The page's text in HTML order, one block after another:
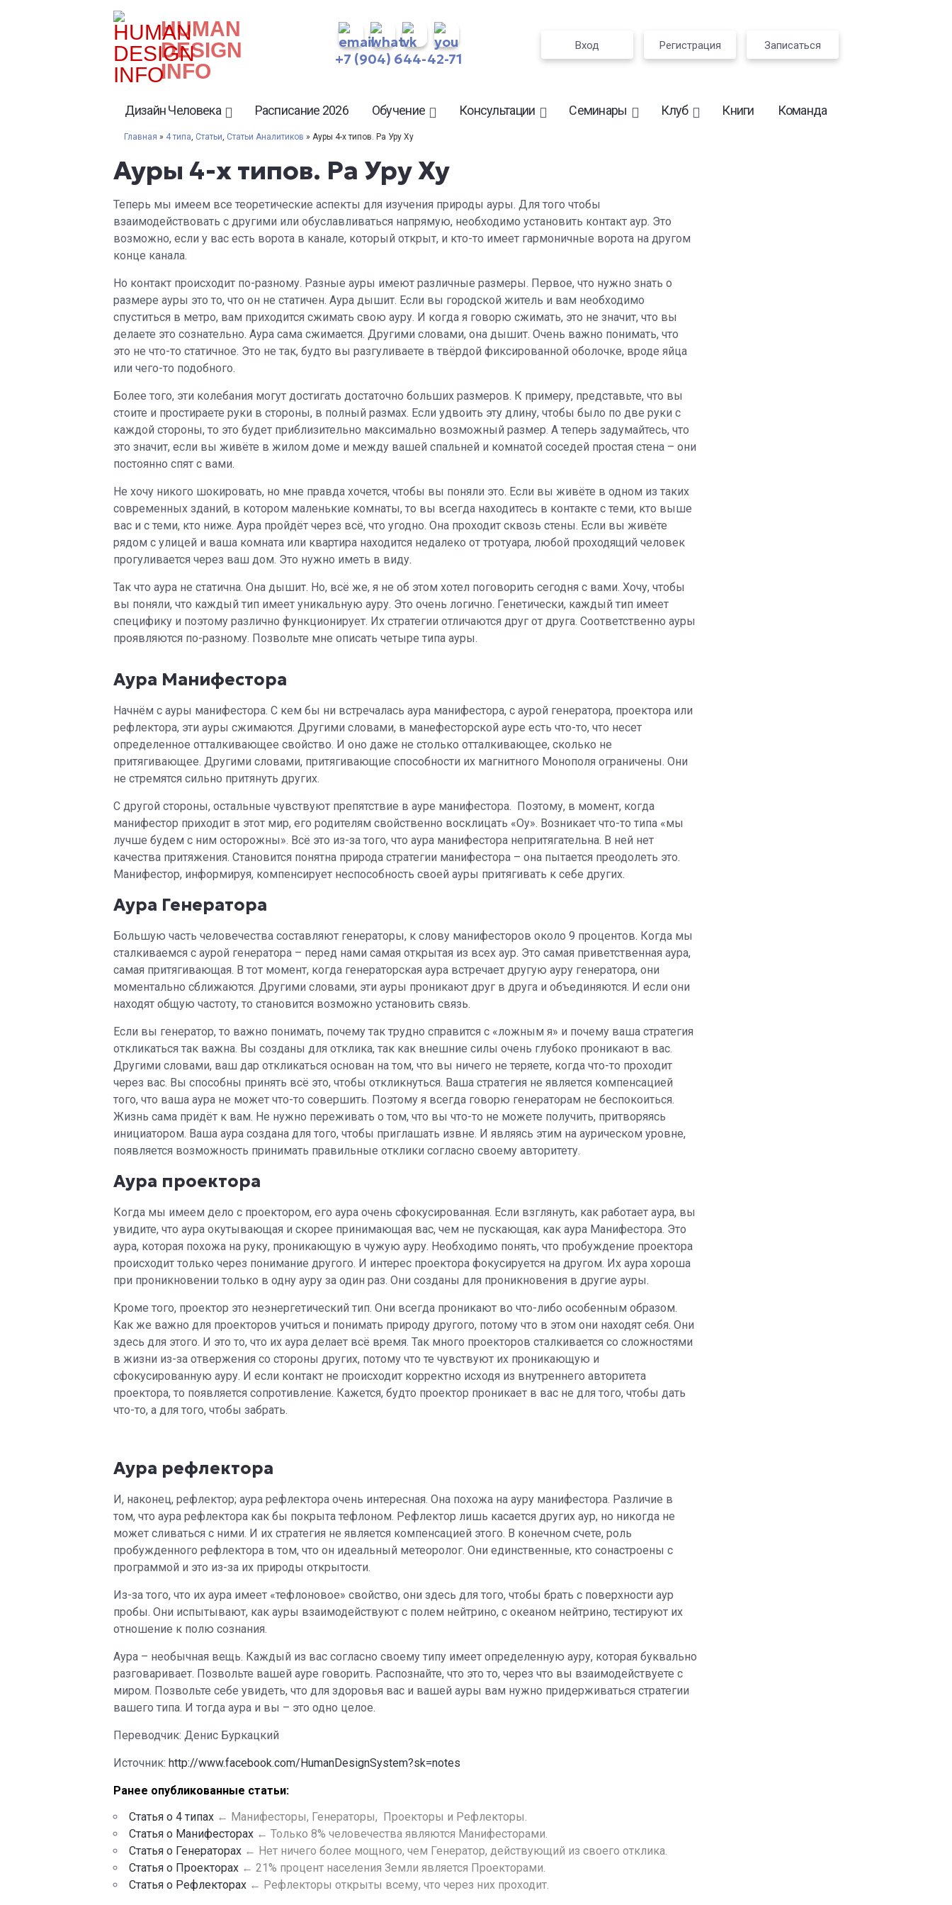
HUMAN
DESIGN
INFO
+7 (904) 644-42-71
Вход Регистрация Записаться
Дизайн Человека Расписание 2026 Обучение Консультации Семинары Клуб Книги Команда
Главная » 4 типа, Статьи, Статьи Аналитиков » Ауры 4-х типов. Ра Уру Ху
Ауры 4-х типов. Ра Уру Ху
Теперь мы имеем все теоретические аспекты для изучения природы ауры. Для того чтобы
взаимодействовать с другими или обуславливаться напрямую, необходимо установить контакт аур. Это
возможно, если у вас есть ворота в канале, который открыт, и кто-то имеет гармоничные ворота на другом
конце канала.
Но контакт происходит по-разному. Разные ауры имеют различные размеры. Первое, что нужно знать о
размере ауры это то, что он не статичен. Аура дышит. Если вы городской житель и вам необходимо
спуститься в метро, вам приходится сжимать свою ауру. И когда я говорю сжимать, это не значит, что вы
делаете это сознательно. Аура сама сжимается. Другими словами, она дышит. Очень важно понимать, что
это не что-то статичное. Это не так, будто вы разгуливаете в твёрдой фиксированной оболочке, вроде яйца
или чего-то подобного.
Более того, эти колебания могут достигать достаточно больших размеров. К примеру, представьте, что вы
стоите и простираете руки в стороны, в полный размах. Если удвоить эту длину, чтобы было по две руки с
каждой стороны, то это будет приблизительно максимально возможный размер. А теперь задумайтесь, что
это значит, если вы живёте в жилом доме и между вашей спальней и комнатой соседей простая стена – они
постоянно спят с вами.
Не хочу никого шокировать, но мне правда хочется, чтобы вы поняли это. Если вы живёте в одном из таких
современных зданий, в котором маленькие комнаты, то вы всегда находитесь в контакте с теми, кто выше
вас и с теми, кто ниже. Аура пройдёт через всё, что угодно. Она проходит сквозь стены. Если вы живёте
рядом с улицей и ваша комната или квартира находится недалеко от тротуара, любой проходящий человек
прогуливается через ваш дом. Это нужно иметь в виду.
Так что аура не статична. Она дышит. Но, всё же, я не об этом хотел поговорить сегодня с вами. Хочу, чтобы
вы поняли, что каждый тип имеет уникальную ауру. Это очень логично. Генетически, каждый тип имеет
специфику и поэтому различно функционирует. Их стратегии отличаются друг от друга. Соответственно ауры
проявляются по-разному. Позвольте мне описать четыре типа ауры.
Аура Манифестора
Начнём с ауры манифестора. С кем бы ни встречалась аура манифестора, с аурой генератора, проектора или
рефлектора, эти ауры сжимаются. Другими словами, в манефесторской ауре есть что-то, что несет
определенное отталкивающее свойство. И оно даже не столько отталкивающее, сколько не
притягивающее. Другими словами, притягивающие способности их магнитного Монополя ограничены. Они
не стремятся сильно притянуть других.
С другой стороны, остальные чувствуют препятствие в ауре манифестора. Поэтому, в момент, когда
манифестор приходит в этот мир, его родителям свойственно восклицать «Оу». Возникает что-то типа «мы
лучше будем с ним осторожны». Всё это из-за того, что аура манифестора непритягательна. В ней нет
качества притяжения. Становится понятна природа стратегии манифестора – она пытается преодолеть это.
Манифестор, информируя, компенсирует неспособность своей ауры притягивать к себе других.
Аура Генератора
Большую часть человечества составляют генераторы, к слову манифесторов около 9 процентов. Когда мы
сталкиваемся с аурой генератора – перед нами самая открытая из всех аур. Это самая приветственная аура,
самая притягивающая. В тот момент, когда генераторская аура встречает другую ауру генератора, они
моментально сближаются. Другими словами, эти ауры проникают друг в друга и объединяются. И если они
находят общую частоту, то становится возможно установить связь.
Если вы генератор, то важно понимать, почему так трудно справится с «ложным я» и почему ваша стратегия
откликаться так важна. Вы созданы для отклика, так как внешние силы очень глубоко проникают в вас.
Другими словами, ваш дар откликаться основан на том, что вы ничего не теряете, когда что-то проходит
через вас. Вы способны принять всё это, чтобы откликнуться. Ваша стратегия не является компенсацией
того, что ваша аура не может что-то совершить. Поэтому я всегда говорю генераторам не беспокоиться.
Жизнь сама придёт к вам. Не нужно переживать о том, что вы что-то не можете получить, притворяясь
инициатором. Ваша аура создана для того, чтобы приглашать извне. И являясь этим на аурическом уровне,
появляется возможность принимать правильные отклики согласно своему авторитету.
Аура проектора
Когда мы имеем дело с проектором, его аура очень сфокусированная. Если взглянуть, как работает аура, вы
увидите, что аура окутывающая и скорее принимающая вас, чем не пускающая, как аура Манифестора. Это
аура, которая похожа на руку, проникающую в чужую ауру. Необходимо понять, что пробуждение проектора
происходит только через понимание другого. И интерес проектора фокусируется на другом. Их аура хороша
при проникновении только в одну ауру за один раз. Они созданы для проникновения в другие ауры.
Кроме того, проектор это неэнергетический тип. Они всегда проникают во что-либо особенным образом.
Как же важно для проекторов учиться и понимать природу другого, потому что в этом они находят себя. Они
здесь для этого. И это то, что их аура делает всё время. Так много проекторов сталкивается со сложностями
в жизни из-за отвержения со стороны других, потому что те чувствуют их проникающую и
сфокусированную ауру. И если контакт не происходит корректно исходя из внутреннего авторитета
проектора, то появляется сопротивление. Кажется, будто проектор проникает в вас не для того, чтобы дать
что-то, а для того, чтобы забрать.
Аура рефлектора
И, наконец, рефлектор; аура рефлектора очень интересная. Она похожа на ауру манифестора. Различие в
том, что аура рефлектора как бы покрыта тефлоном. Рефлектор лишь касается других аур, но никогда не
может сливаться с ними. И их стратегия не является компенсацией этого. В конечном счете, роль
пробужденного рефлектора в том, что он идеальный метеоролог. Они единственные, кто сонастроены с
программой и это из-за их природы открытости.
Из-за того, что их аура имеет «тефлоновое» свойство, они здесь для того, чтобы брать с поверхности аур
пробы. Они испытывают, как ауры взаимодействуют с полем нейтрино, с океаном нейтрино, тестируют их
отношение к полю сознания.
Аура – необычная вещь. Каждый из вас согласно своему типу имеет определенную ауру, которая буквально
разговаривает. Позвольте вашей ауре говорить. Распознайте, что это то, через что вы взаимодействуете с
миром. Позвольте себе увидеть, что для здоровья вас и вашей ауры вам нужно придерживаться стратегии
вашего типа. И тогда аура и вы – это одно целое.
Переводчик: Денис Буркацкий
Источник: http://www.facebook.com/HumanDesignSystem?sk=notes
Ранее опубликованные статьи:
Статья о 4 типах ← Манифесторы, Генераторы, Проекторы и Рефлекторы.
Статья о Манифесторах ← Только 8% человечества являются Манифесторами.
Статья о Генераторах ← Нет ничего более мощного, чем Генератор, действующий из своего отклика.
Статья о Проекторах ← 21% процент населения Земли является Проекторами.
Статья о Рефлекторах ← Рефлекторы открыты всему, что через них проходит.